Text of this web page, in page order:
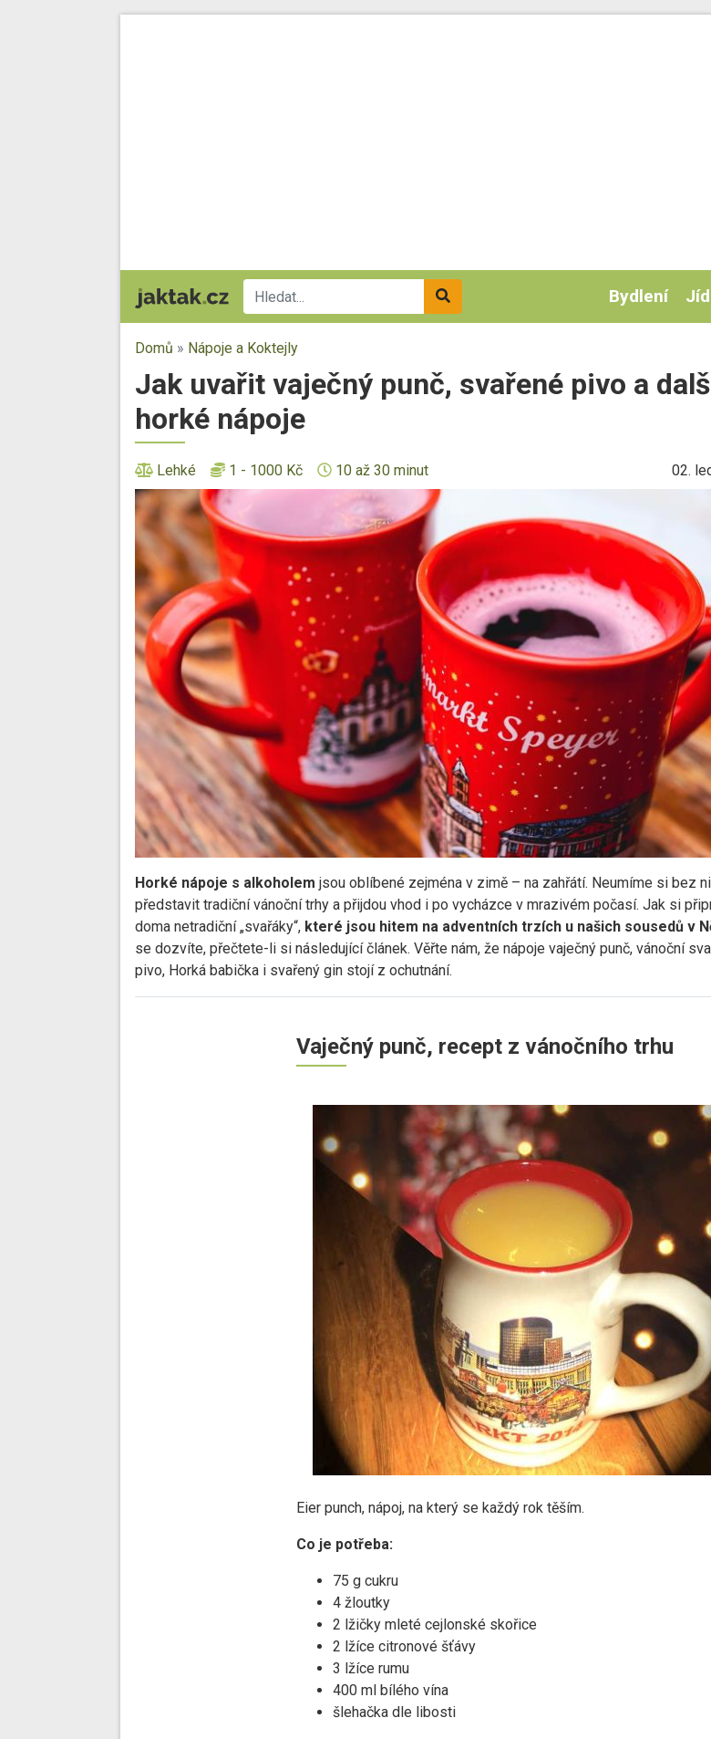
Bydlení
Domů » Nápoje a Koktejly
Jak uvařit vaječný punč, svařené pivo a
horké nápoje
Lehké 1 - 1000 Kč 10 až 30 minut 02.
Horké nápoje s alkoholem jsou oblíbené zejména v zimě – na zahřátí. Neumíme si bez
představit tradiční vánoční trhy a přijdou vhod i po vycházce v mrazivém počasí. Jak si
doma netradiční „svařáky“, které jsou hitem na adventních trzích u našich sousedů v
se dozvíte, přečtete-li si následující článek. Věřte nám, že nápoje vaječný punč, vánoční
pivo, Horká babička i svařený gin stojí z ochutnání.
Vaječný punč, recept z vánočního trhu
Eier punch, nápoj, na který se každý rok těším.
Co je potřeba:
75 g cukru
4 žloutky
2 lžičky mleté cejlonské skořice
2 lžíce citronové šťávy
3 lžíce rumu
400 ml bílého vína
šlehačka dle libosti